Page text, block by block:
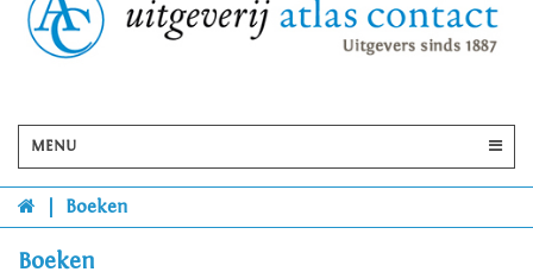
MENU
Boeken
Boeken